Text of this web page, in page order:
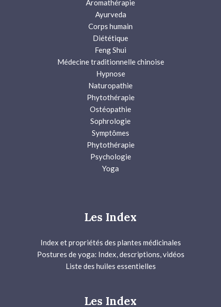
Aromathérapie
Ayurveda
Corps humain
Diététique
Feng Shui
Médecine traditionnelle chinoise
Hypnose
Naturopathie
Phytothérapie
Ostéopathie
Sophrologie
Symptômes
Phytothérapie
Psychologie
Yoga
Les Index
Index et propriétés des plantes médicinales
Postures de yoga: Index, descriptions, vidéos
Liste des huiles essentielles
Les Index